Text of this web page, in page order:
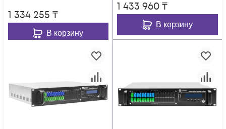
1 334 255 ₸
В корзину
1 433 960₸
В корзину